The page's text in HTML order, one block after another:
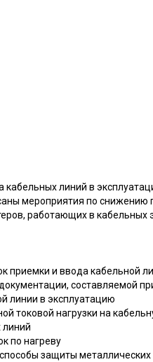
линий в
мероприятия по снижению
работающих в кабельных
приемки и ввода кабельной
составляемой
линии в эксплуатацию
токовой нагрузки на
линий
по нагреву
защиты металлических